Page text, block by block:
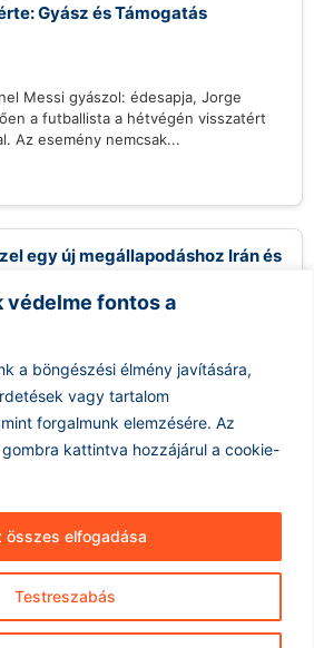
védelme fontos a
a böngészési élmény javítására,
vagy tartalom
forgalmunk elemzésére. Az
gombra kattintva hozzájárul a cookie-
Testreszabás
összes elfogadása
Gyász és Támogatás
Messi gyászol: édesapja, Jorge
a futballista a hétvégén visszatért
Az esemény nemcsak...
egy új megállapodáshoz Irán és
aláírásához Ománnal, amely
hozna létre a Hormuzi-
iráni...
Impresszum ÁSZF